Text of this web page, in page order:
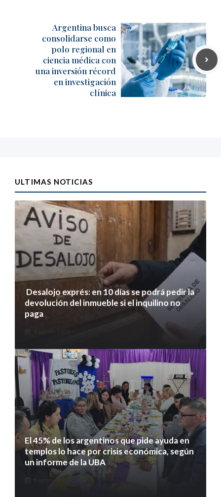
Argentina busca
consolidarse como
polo regional en
ciencia médica con
una inversión récord
en investigación
clínica
ULTIMAS NOTICIAS
Desalojo exprés: en 10 días se podrá pedir la
devolución del inmueble si el inquilino no
paga
El 45% de los argentinos que pide ayuda en
templos lo hace por crisis económica, según
un informe de la UBA
8 agosto 2026